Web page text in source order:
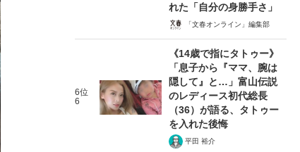
れた「自分の身勝手さ」
「文春オンライン」編集部
6位
6
《14歳で指にタトゥー》
「息子から『ママ、腕は
隠して』と…」富山伝説
のレディース初代総長
（36）が語る、タトゥー
を入れた後悔
平田 裕介